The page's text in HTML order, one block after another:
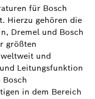
für Bosch
Hierzu gehören die
Dremel und Bosch
größten
und
Leitungsfunktion
Bosch
in dem Bereich